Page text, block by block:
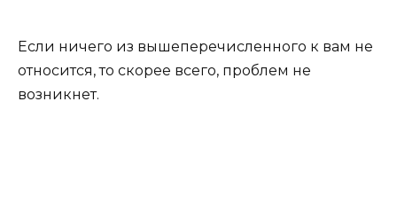
Если ничего из вышеперечисленного к вам не
относится, то скорее всего, проблем не
возникнет.